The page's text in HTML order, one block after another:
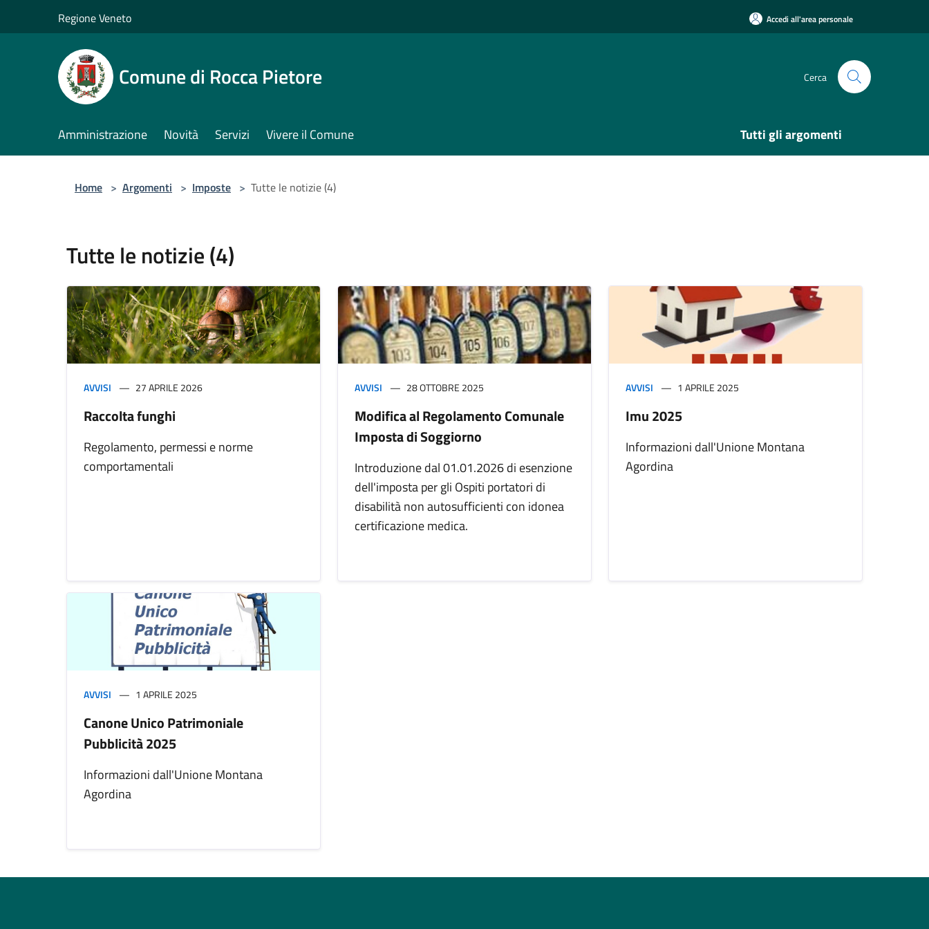
Regione Veneto Accedi all'area personale
Comune di Rocca Pietore Cerca
Amministrazione Novità Servizi Vivere il Comune Tutti gli argomenti
Home > Argomenti > Imposte > Tutte le notizie (4)
Tutte le notizie (4)
AVVISI 27 APRILE 2026
Raccolta funghi
Regolamento, permessi e norme
comportamentali
AVVISI 28 OTTOBRE 2025
Modifica al Regolamento Comunale
Imposta di Soggiorno
Introduzione dal 01.01.2026 di esenzione
dell'imposta per gli Ospiti portatori di
disabilità non autosufficienti con idonea
certificazione medica.
AVVISI 1 APRILE 2025
Imu 2025
Informazioni dall'Unione Montana
Agordina
AVVISI 1 APRILE 2025
Canone Unico Patrimoniale
Pubblicità 2025
Informazioni dall'Unione Montana
Agordina